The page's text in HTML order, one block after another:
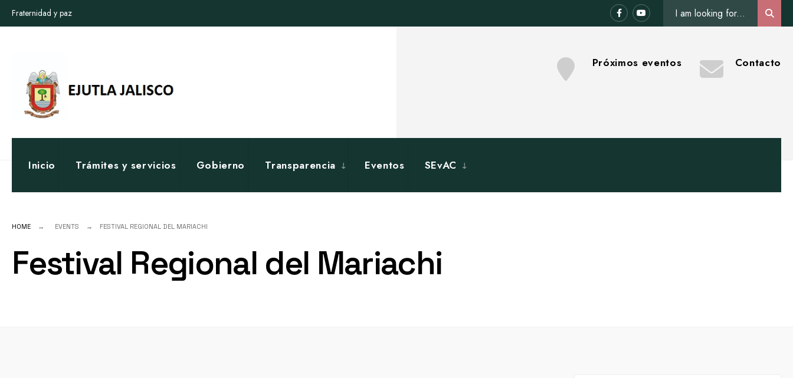
Skip
to
Fraternidad y paz
Search
for:
Próximos eventos Contacto
Inicio Trámites y servicios Gobierno Transparencia Eventos SEvAC
HOME EVENTS FESTIVAL REGIONAL DEL MARIACHI
Festival Regional del Mariachi